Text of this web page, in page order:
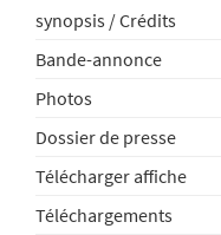
synopsis / Crédits
Bande-annonce
Photos
Dossier de presse
Télécharger affiche
Téléchargements